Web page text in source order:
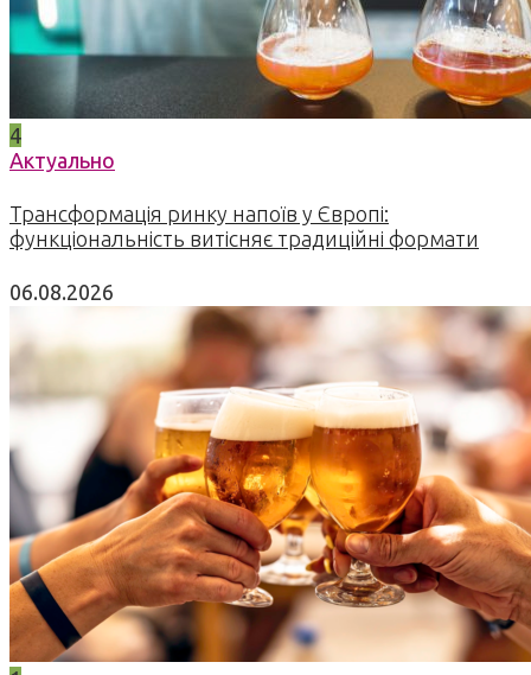
4
Актуально
Трансформація ринку напоїв у Європі:
функціональність витісняє традиційні формати
06.08.2026